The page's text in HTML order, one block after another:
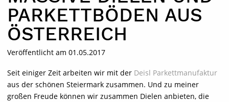
PARKETTBÖDEN AUS
ÖSTERREICH
Veröffentlicht am 01.05.2017
Seit einiger Zeit arbeiten wir mit der Deisl Parkettmanufaktur
aus der schönen Steiermark zusammen. Und zu meiner
großen Freude können wir zusammen Dielen anbieten, die